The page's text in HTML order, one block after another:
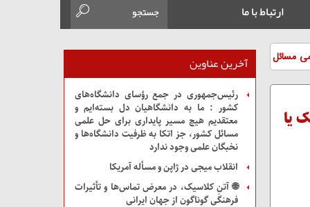
ارتباط با ما
مسائل کشور، جز
می‌گیرند؟
دارد
یا
آخرین عناوین
رئیس‌جمهوری در جمع رؤسای دانشگاه‌های
کشور : ما به دانشگاهیان دل بسته‌ایم و
معتقدیم هیچ مسیر پایداری برای حل علمی
مسائل کشور، جز اتکا به ظرفیت دانشگاه‌ها و
نخبگان علمی وجود ندارد
انقلاب میجی در ژاپن و مسأله آمریکا
🌐 آتنِ کلاسیک، در معرض تماس‌ها و تأثیرات
فرهنگی گوناگون از جهان ایرانی